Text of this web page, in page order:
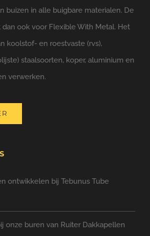
buizen in alle buigbare materialen. De
dan ook voor Flexible With Metal. Het
koolstof- en roestvaste (rvs),
staalsoorten, koper, aluminium en
verwerken.
ontwikkelen bij Tebunus Tube
onze buren van Ruiter Dakkapellen